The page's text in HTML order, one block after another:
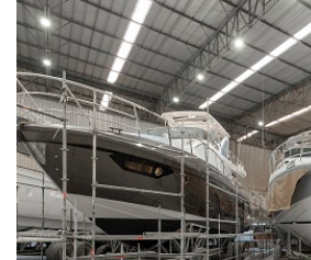
Navegantes conquista nota A+ na Capag do